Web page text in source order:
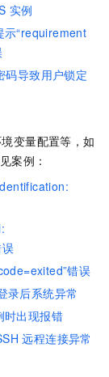
实例
示“requirement
码导致用户锁定
变量配置等，如
案例：
错误
录后系统异常
时出现报错
远程连接异常